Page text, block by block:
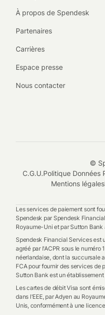
À propos de Spendesk
Partenaires
Carrières
Espace presse
Nous contacter
©
C.G.U.Politique Données
Mentions légales
Les services de paiement sont
Spendesk par Spendesk
Royaume-Uni et par Sutton Bank
Spendesk Financial Services est
agréé par l'ACPR sous le numéro
néerlandaise, dont la succursale
FCA pour fournir des services de
Sutton Bank est un
Les cartes de débit Visa sont
dans l'EEE, par Adyen au
Unis, conformément à une